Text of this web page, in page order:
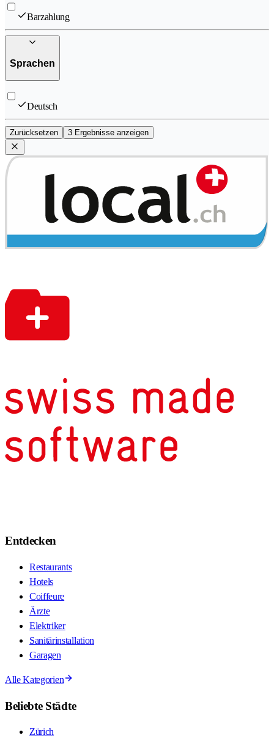
Barzahlung
Sprachen
Deutsch
Zurücksetzen 3 Ergebnisse anzeigen
Entdecken
Restaurants
Hotels
Coiffeure
Ärzte
Elektriker
Sanitärinstallation
Garagen
Alle Kategorien
Beliebte Städte
Zürich